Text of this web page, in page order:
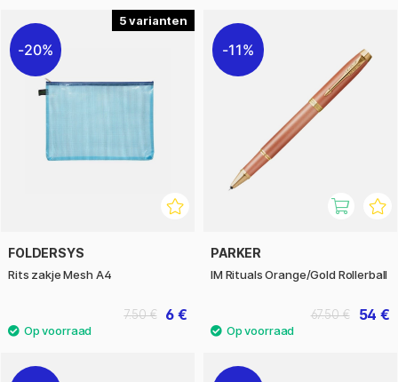
5
20%
FOLDERSYS
Rits zakje Mesh A4
6 €
7.50 €
11%
PARKER
IM Rituals Orange/Gold Rollerball
54 €
67.50 €